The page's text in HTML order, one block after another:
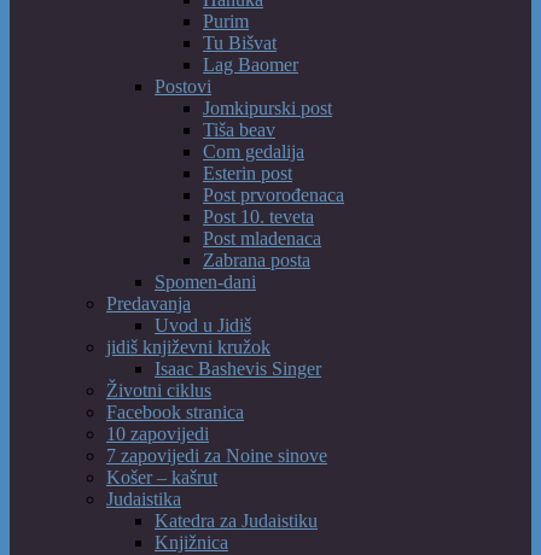
Purim
Tu Bišvat
Lag Baomer
Postovi
Jomkipurski post
Tiša beav
Com gedalija
Esterin post
Post prvorođenaca
Post 10. teveta
Post mladenaca
Zabrana posta
Spomen-dani
Predavanja
Uvod u Jidiš
jidiš književni kružok
Isaac Bashevis Singer
Životni ciklus
Facebook stranica
10 zapovijedi
7 zapovijedi za Noine sinove
Košer – kašrut
Judaistika
Katedra za Judaistiku
Knjižnica